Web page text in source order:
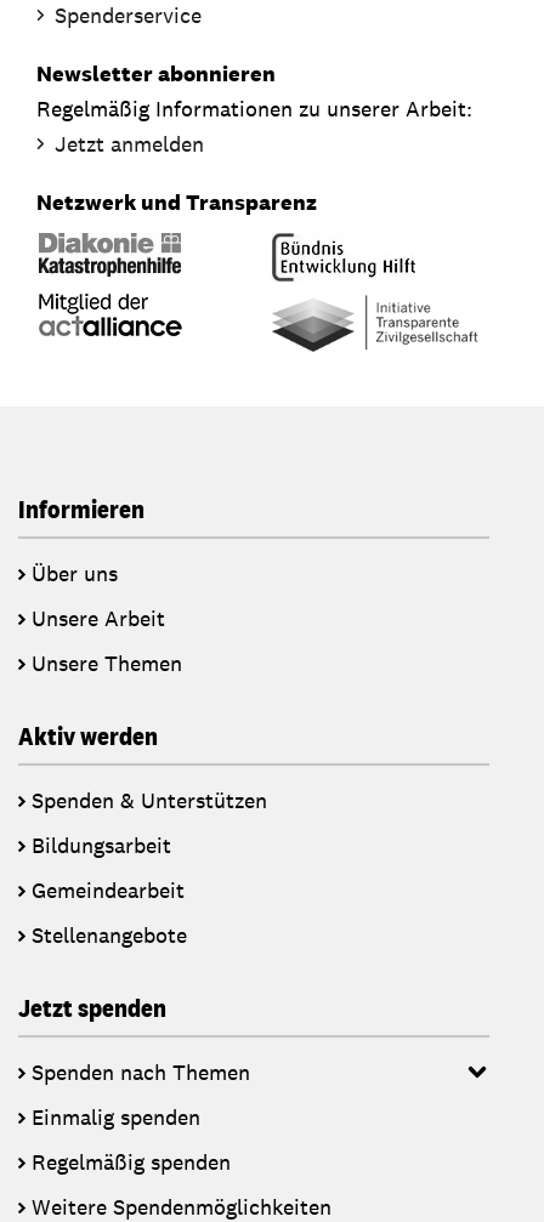
Spenderservice
Newsletter abonnieren
Regelmäßig Informationen zu unserer Arbeit:
Jetzt anmelden
Netzwerk und Transparenz
Informieren
Über uns
Unsere Arbeit
Unsere Themen
Aktiv werden
Spenden & Unterstützen
Bildungsarbeit
Gemeindearbeit
Stellenangebote
Jetzt spenden
Spenden nach Themen
Einmalig spenden
Regelmäßig spenden
Weitere Spendenmöglichkeiten